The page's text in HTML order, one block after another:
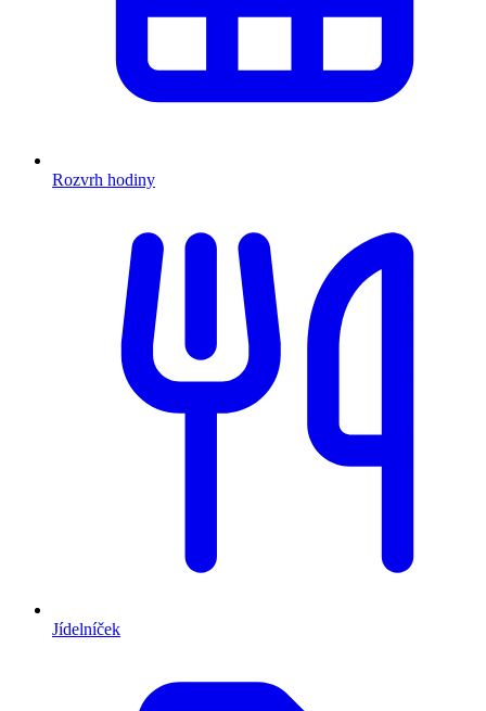
Rozvrh hodiny
Jídelníček